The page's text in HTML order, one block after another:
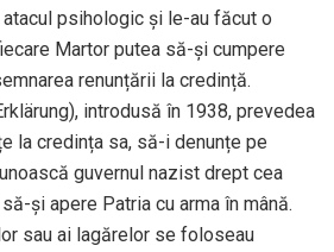
psihologic și le-au făcut o
Martor putea să-și cumpere
renunțării la credință.
introdusă în 1938, prevedea
la credința sa, să-i denunțe pe
guvernul nazist drept cea
și apere Patria cu arma în mână.
sau ai lagărelor se foloseau